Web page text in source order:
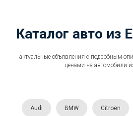
Каталог авто
актуальные объявления с подробным
ценами на автомобили
Audi BMW Citroën